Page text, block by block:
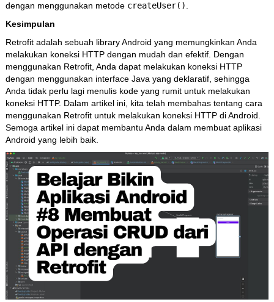
dengan menggunakan metode createUser()
Kesimpulan
Retrofit adalah sebuah library Android yang memungkinkan Anda
melakukan koneksi HTTP dengan mudah dan efektif. Dengan
menggunakan Retrofit, Anda dapat melakukan koneksi HTTP
dengan menggunakan interface Java yang deklaratif, sehingga
Anda tidak perlu lagi menulis kode yang rumit untuk melakukan
koneksi HTTP. Dalam artikel ini, kita telah membahas tentang cara
menggunakan Retrofit untuk melakukan koneksi HTTP di Android.
Semoga artikel ini dapat membantu Anda dalam membuat aplikasi
Android yang lebih baik.